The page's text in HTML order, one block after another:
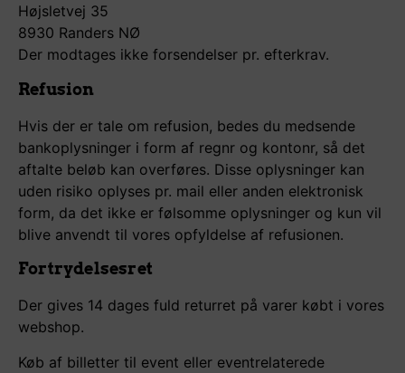
Højsletvej 35
8930 Randers NØ
Der modtages ikke forsendelser pr. efterkrav.
Refusion
Hvis der er tale om refusion, bedes du medsende
bankoplysninger i form af regnr og kontonr, så det
aftalte beløb kan overføres. Disse oplysninger kan
uden risiko oplyses pr. mail eller anden elektronisk
form, da det ikke er følsomme oplysninger og kun vil
blive anvendt til vores opfyldelse af refusionen.
Fortrydelsesret
Der gives 14 dages fuld returret på varer købt i vores
webshop.
Køb af billetter til event eller eventrelaterede